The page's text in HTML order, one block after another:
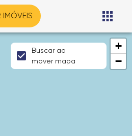
IMÓVEIS
+
−
Buscar ao
mover mapa